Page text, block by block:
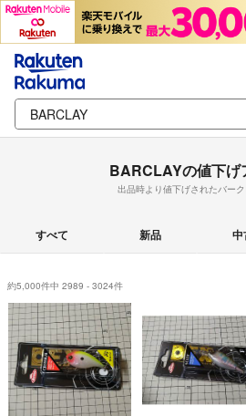
BARCLAYの値下げ
出品時より値下げされたバー
すべて 新品 中
約5,000件中 2989 - 3024件